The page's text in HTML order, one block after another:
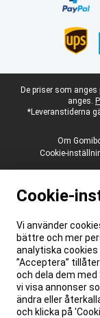
Juridisk fotnot
De priser som
anges.
*Leveranstiderna
Om
Cookie-
Cookie-
Vi använder
bättre och mer
analytiska cookies
”Acceptera”
och dela dem
vi visa annonser
ändra eller
och klicka på